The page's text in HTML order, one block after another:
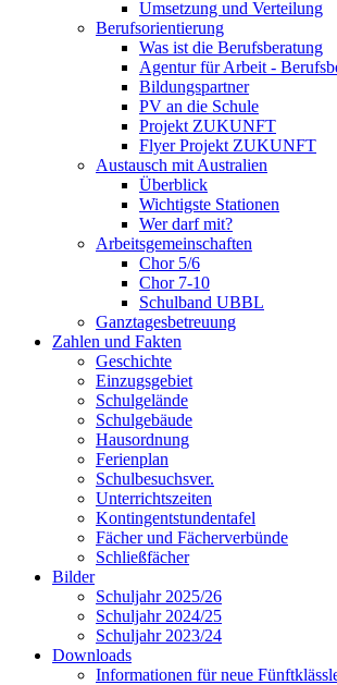
Umsetzung und Verteilung
Berufsorientierung
Was ist die Berufsberatung
Agentur für Arbeit -
Bildungspartner
PV an die Schule
Projekt ZUKUNFT
Flyer Projekt ZUKUNFT
Austausch mit Australien
Überblick
Wichtigste Stationen
Wer darf mit?
Arbeitsgemeinschaften
Chor 5/6
Chor 7-10
Schulband UBBL
Ganztagesbetreuung
Zahlen und Fakten
Geschichte
Einzugsgebiet
Schulgelände
Schulgebäude
Hausordnung
Ferienplan
Schulbesuchsver.
Unterrichtszeiten
Kontingentstundentafel
Fächer und Fächerverbünde
Schließfächer
Bilder
Schuljahr 2025/26
Schuljahr 2024/25
Schuljahr 2023/24
Downloads
Informationen für neue